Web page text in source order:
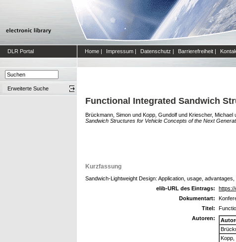
DLR Portal Home | Impressum | Datenschutz | Barrierefreiheit |
Erweiterte Suche
Functional Integrated Sandwich
Brückmann, Simon und Kopp, Gundolf und Kriescher, Michael
Sandwich Structures for Vehicle Concepts of the Next
Kurzfassung
Sandwich-Lightweight Design: Application, usage,
elib-URL des Eintrags:
https://
Dokumentart:
Titel:
Autoren:
Kopp,